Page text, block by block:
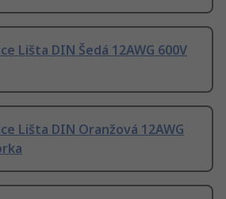
Lišta DIN Šedá 12AWG 600V
Lišta DIN Oranžová 12AWG